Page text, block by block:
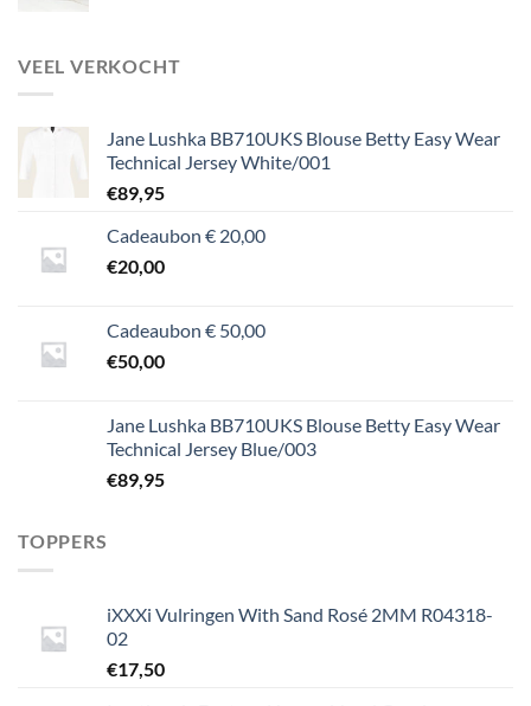
VEEL VERKOCHT
Jane Lushka BB710UKS Blouse Betty Easy Wear
Technical Jersey White/001
€89,95
Cadeaubon € 20,00
€20,00
Cadeaubon € 50,00
€50,00
Jane Lushka BB710UKS Blouse Betty Easy Wear
Technical Jersey Blue/003
€89,95
TOPPERS
iXXXi Vulringen With Sand Rosé 2MM R04318-
02
€17,50